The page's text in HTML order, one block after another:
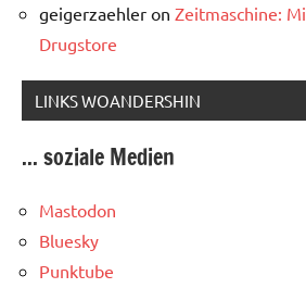
geigerzaehler on Zeitmaschine:
Drugstore
LINKS WOANDERSHIN
... soziale Medien
Mastodon
Bluesky
Punktube